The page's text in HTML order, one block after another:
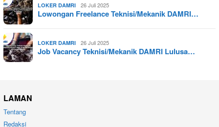
LOKER DAMRI 26 Juli 2025
Lowongan Freelance Teknisi/Mekanik DAMRI…
LOKER DAMRI 26 Juli 2025
Job Vacancy Teknisi/Mekanik DAMRI Lulusa…
LAMAN
Tentang
Redaksi